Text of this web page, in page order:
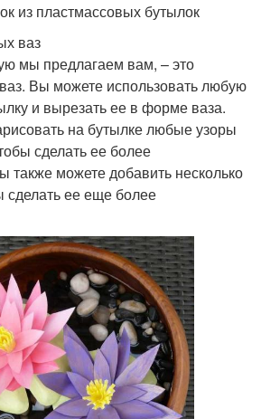
из пластмассовых бутылок
ваз
мы предлагаем вам, – это
Вы можете использовать любую
и вырезать ее в форме ваза.
на бутылке любые узоры
сделать ее более
также можете добавить несколько
сделать ее еще более